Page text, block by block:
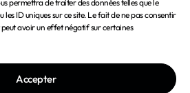
permettra de traiter des données telles que le
ID uniques sur ce site. Le fait de ne pas consentir
avoir un effet négatif sur certaines
Accepter
Mentions légales
générales d'utilisation
de confidentialité